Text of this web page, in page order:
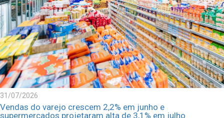
31/07/2026
Vendas do varejo crescem 2,2% em junho e
supermercados projetaram alta de 3,1% em julho